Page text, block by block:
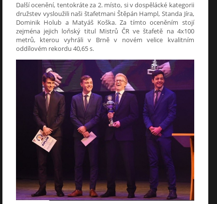
Další ocenění, tentokráte za 2. místo, si v dospělácké kategorii
družstev vysloužili naši štafetmani Štěpán Hampl, Standa Jíra,
Dominik Holub a Matyáš Koška. Za tímto oceněním stojí
zejména jejich loňský titul Mistrů ČR ve štafetě na 4x100
metrů, kterou vyhráli v Brně v novém velice kvalitním
oddílovém rekordu 40,65 s.